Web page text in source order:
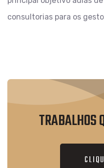
consultorias para os
TRABALHOS